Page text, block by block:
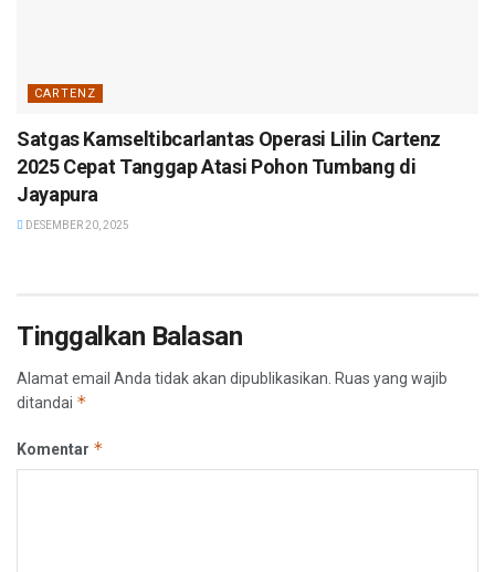
CARTENZ
Satgas Kamseltibcarlantas Operasi Lilin Cartenz
2025 Cepat Tanggap Atasi Pohon Tumbang di
Jayapura
DESEMBER 20, 2025
Tinggalkan Balasan
Alamat email Anda tidak akan dipublikasikan. Ruas yang wajib
ditandai *
Komentar *